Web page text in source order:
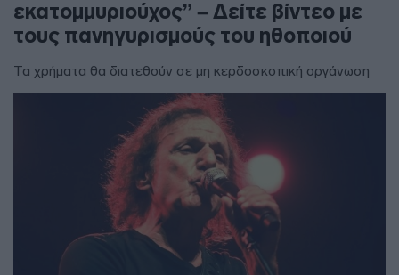
εκατομμυριούχος” – Δείτε βίντεο με
τους πανηγυρισμούς του ηθοποιού
Τα χρήματα θα διατεθούν σε μη κερδοσκοπική οργάνωση